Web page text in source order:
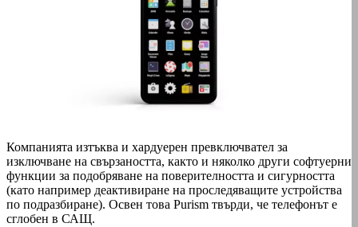
Компанията изтъква и хардуерен превключвател за
изключване на свързаността, както и няколко други софтуерни
функции за подобряване на поверителността и сигурността
(като например деактивиране на проследяващите устройства
по подразбиране). Освен това Purism твърди, че телефонът е
сглобен в САЩ.